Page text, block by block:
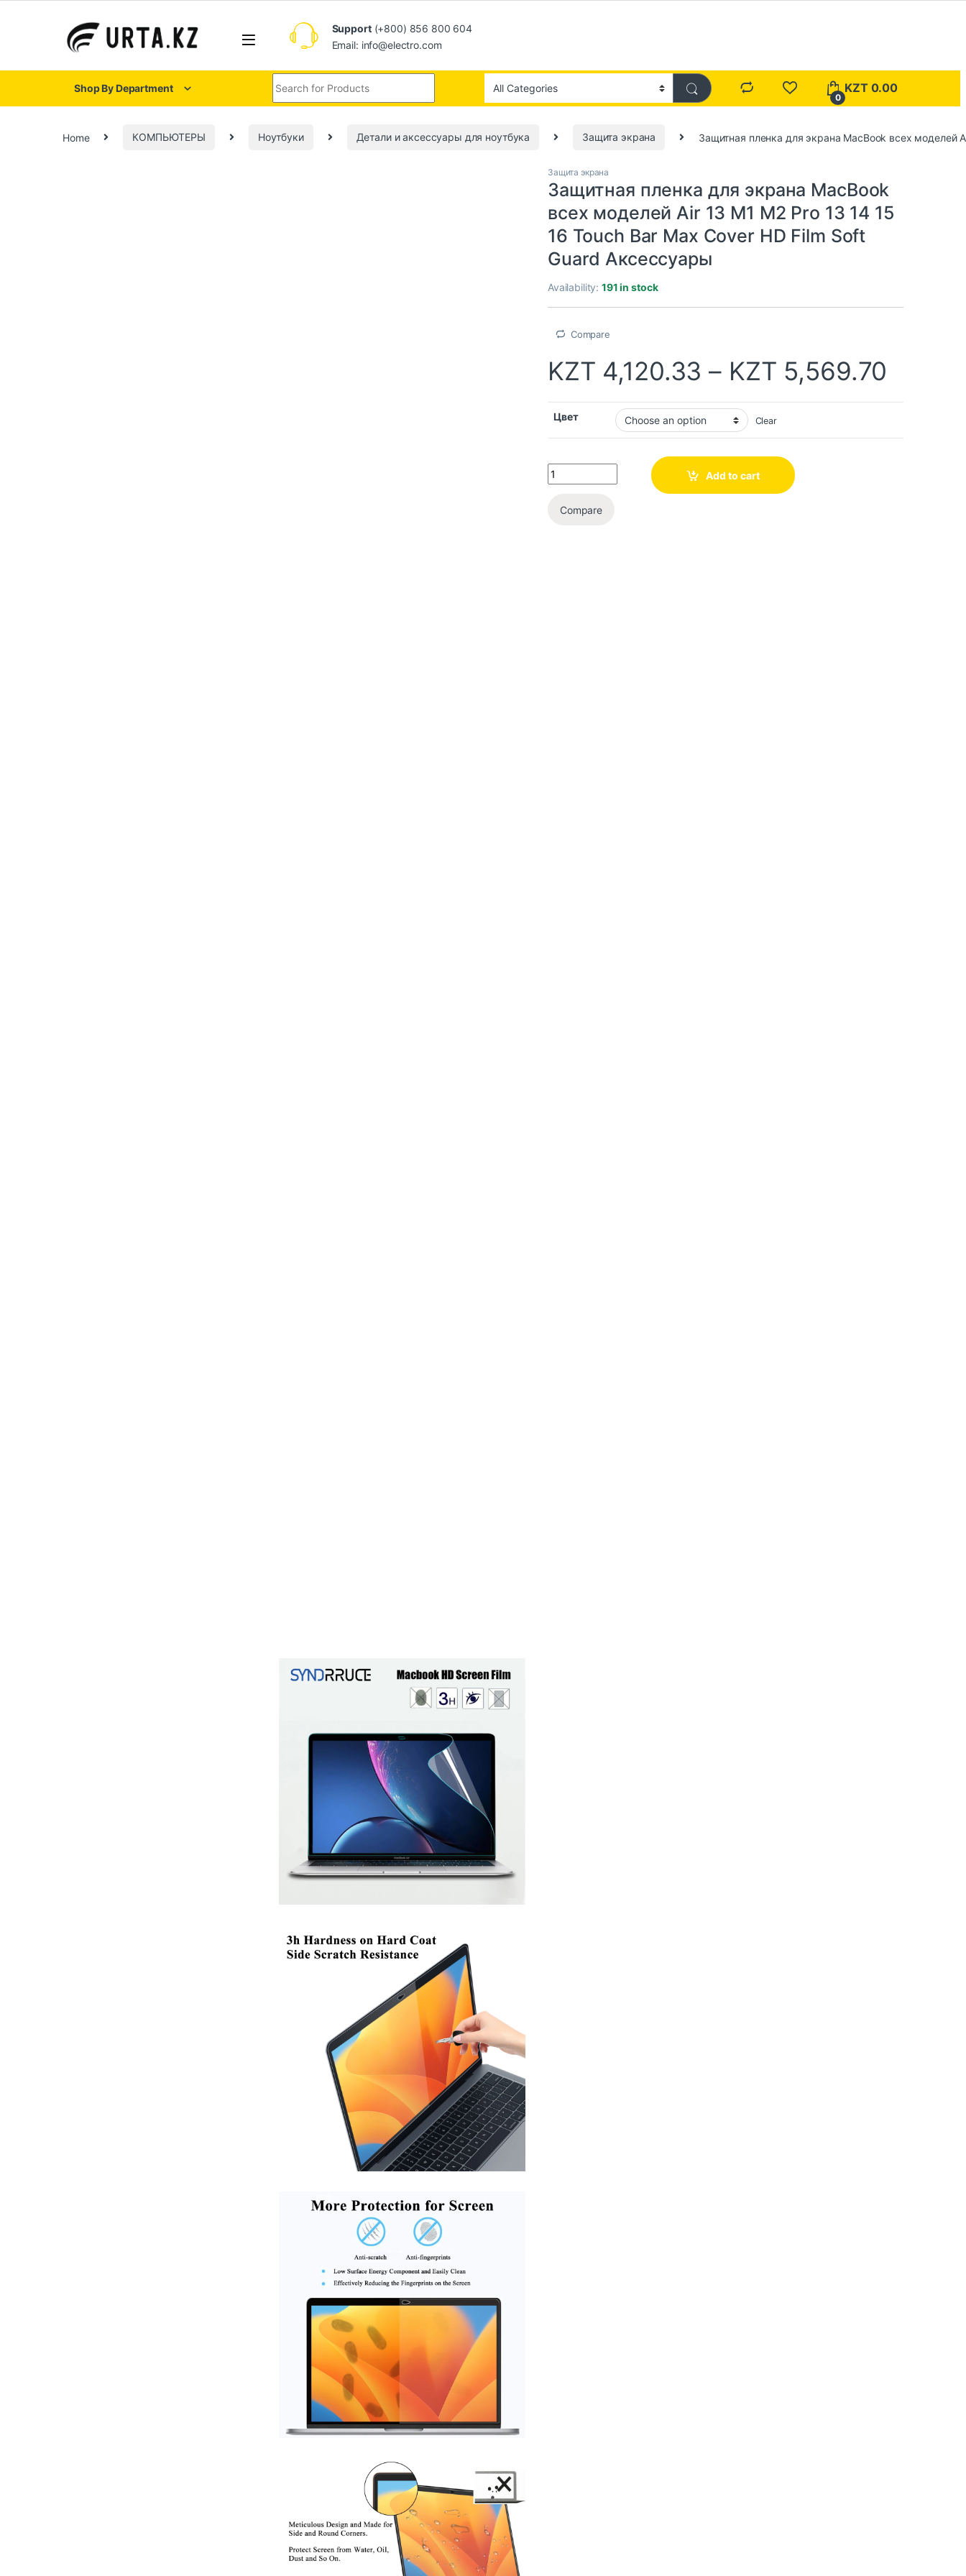
Support(+800) 856 800 604
Email: info@electro.com
Shop By Department
0
KZT 0.00
Home КОМПЬЮТЕРЫ Ноутбуки Детали и аксессуары для ноутбука Защита экрана Защитная пленка для экрана MacBook всех моделей
Защита экрана
Защитная пленка для экрана MacBook
всех моделей Air 13 M1 M2 Pro 13 14 15
16 Touch Bar Max Cover HD Film Soft
Guard Аксессуары
Availability:191 in stock
Compare
KZT 4,120.33 – KZT 5,569.70
Цвет Clear
Add to cart
Compare